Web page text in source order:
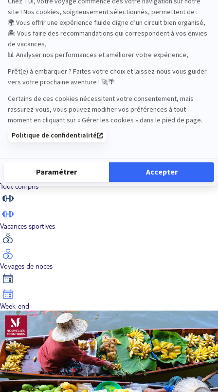
Road Trips
Sénior
Tout compris
Vacances sportives
Voyages de noces
Week-end